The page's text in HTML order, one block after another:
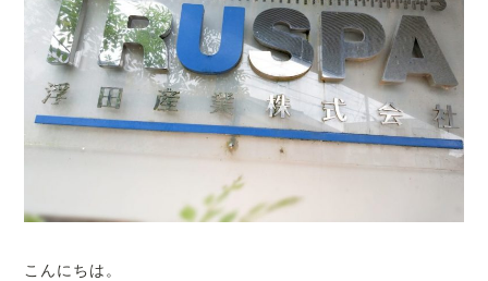
こんにちは。